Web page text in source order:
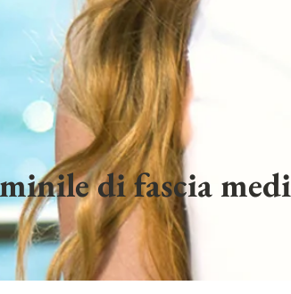
di fascia